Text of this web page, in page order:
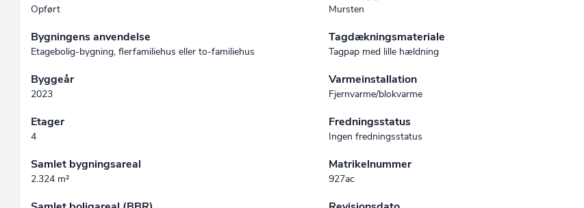
Opført
Bygningens anvendelse
Etagebolig-bygning, flerfamiliehus eller to-familiehus
Byggeår
2023
Etager
4
Samlet bygningsareal
2.324 m²
Mursten
Tagdækningsmateriale
Tagpap med lille hældning
Varmeinstallation
Fjernvarme/blokvarme
Fredningsstatus
Ingen fredningsstatus
Matrikelnummer
927ac